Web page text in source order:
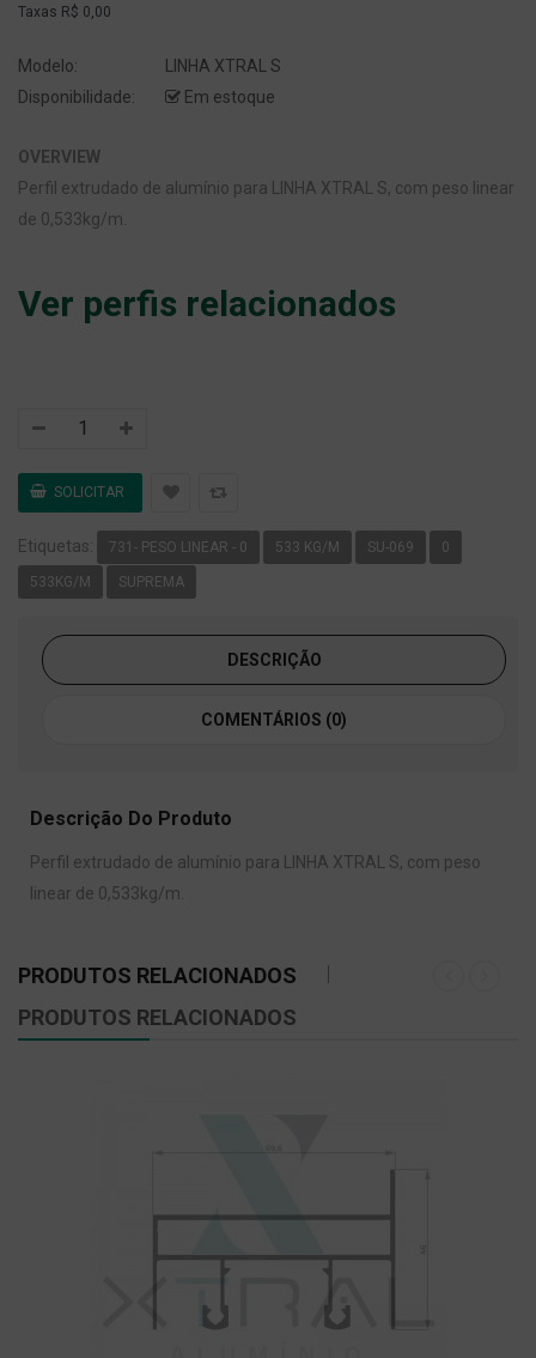
Taxas R$ 0,00
Modelo:
LINHA XTRAL S
Disponibilidade:
Em estoque
OVERVIEW
Perfil extrudado de alumínio para LINHA XTRAL S, com peso linear
de 0,533kg/m.
Ver perfis relacionados
Etiquetas: 731- PESO LINEAR - 0 533 KG/M SU-069 0
533KG/M SUPREMA
DESCRIÇÃO
COMENTÁRIOS (0)
Descrição Do Produto
Perfil extrudado de alumínio para LINHA XTRAL S, com peso
linear de 0,533kg/m.
PRODUTOS RELACIONADOS
PRODUTOS RELACIONADOS